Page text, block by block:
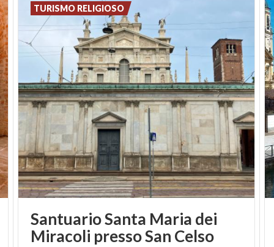
ai lavori, nonchè di forte richiamo per cittadini e
turisti.
Santuario Santa Maria dei
Miracoli presso San Celso
TURISMO RELIGIOSO